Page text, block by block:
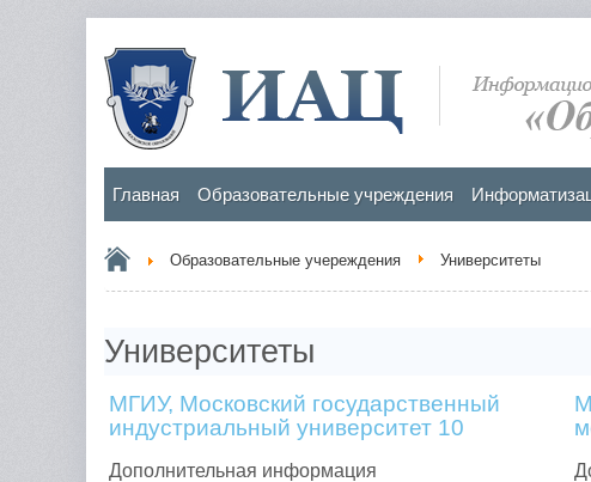
Главная Образовательные учреждения
Образовательные учереждения Университеты
Университеты
МГИУ, Московский государственный
индустриальный университет 10
Дополнительная информация